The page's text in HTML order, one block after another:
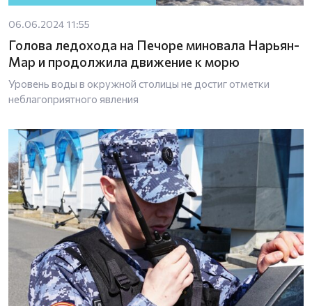
06.06.2024 11:55
Голова ледохода на Печоре миновала Нарьян-
Мар и продолжила движение к морю
Уровень воды в окружной столицы не достиг отметки
неблагоприятного явления